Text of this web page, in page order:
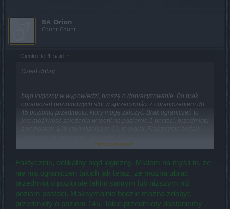
BA_Orion
Count Count
GienkoDePL said: ↑
Dzień dobry,
błąd logiczny w wypowiedzi, proszę o doprecyzowanie. Bo brak
ograniczeń poziomowych stoi w sprzeczności z ograniczeniem do
45 poziomu przedmiotu, który mogę założyć. Brak ograniczeń to
jest możliwość założenia w teorii na poziomie 1 postaci, przedmiotu
czy maksymalny poziom przedmiotu, który można założyć to level
postaci + 45(poziom przedmiotu) czy może 100 poziom przedmiotu
minus poziom postaci. To jest różnica
Click to expand...
Faktycznie, delikatny błąd logiczny. Miałem na myśli to, że
nie ma ograniczeń takich jak teraz, że można ubrać
przedmiot o poziomie takim samym lub niższym niż
poziom postaci. Maksymalnie będzie można zdobyć
przedmioty o poziom 145. Takie przedmioty dostaniemy